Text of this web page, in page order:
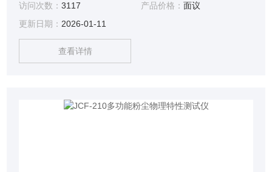
询。还可将全部测量结果传输给计算机制成测试报告。传感器
等关键部件采用进口器件，各项性能稳定可靠，是各类作业场
所进行粉尘浓度和分散度快速测量的理想仪器。
访问次数：3117 产品价格： 面议
更新日期：2026-01-11
查看详情